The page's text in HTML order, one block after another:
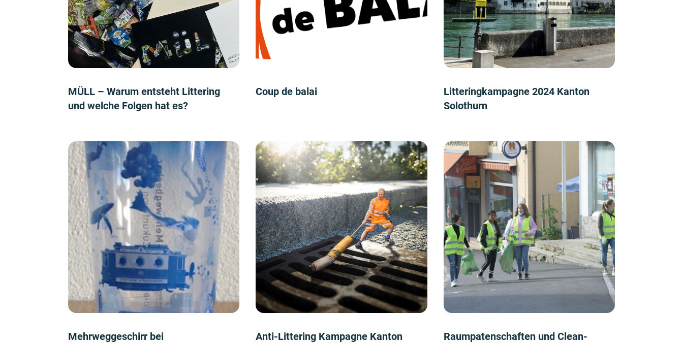
MÜLL – Warum entsteht Littering
und welche Folgen hat es?
Coup de balai
Litteringkampagne 2024 Kanton
Solothurn
Mehrweggeschirr bei
Anti-Littering Kampagne Kanton
Raumpatenschaften und Clean-